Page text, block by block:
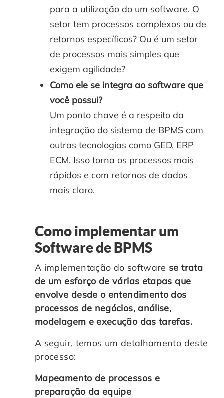
para a utilização do um software. O
setor tem processos complexos ou de
retornos específicos? Ou é um setor
de processos mais simples que
exigem agilidade?
Como ele se integra ao software que
você possui?
Um ponto chave é a respeito da
integração do sistema de BPMS com
outras tecnologias como GED, ERP
ECM. Isso torna os processos mais
rápidos e com retornos de dados
mais claro.
Como implementar um
Software de BPMS
A implementação do software se trata
de um esforço de várias etapas que
envolve desde o entendimento dos
processos de negócios, análise,
modelagem e execução das tarefas.
A seguir, temos um detalhamento deste
processo:
Mapeamento de processos e
preparação da equipe